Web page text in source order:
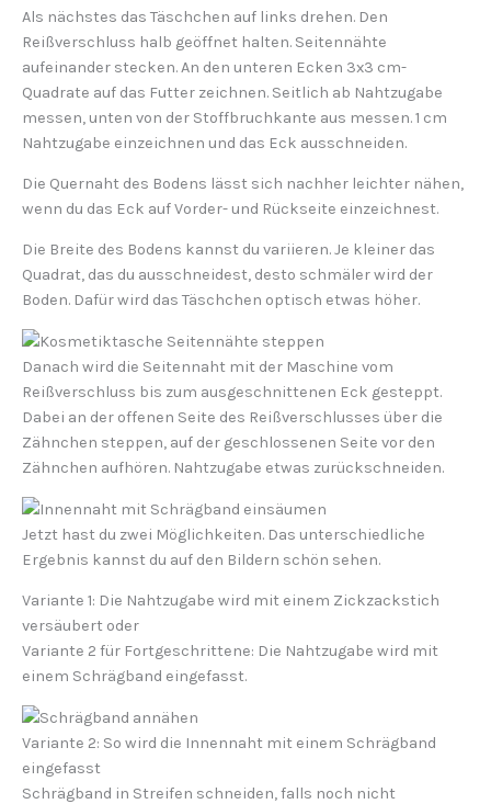
Als nächstes das Täschchen auf links drehen. Den
Reißverschluss halb geöffnet halten. Seitennähte
aufeinander stecken. An den unteren Ecken 3x3 cm-
Quadrate auf das Futter zeichnen. Seitlich ab Nahtzugabe
messen, unten von der Stoffbruchkante aus messen. 1 cm
Nahtzugabe einzeichnen und das Eck ausschneiden.
Die Quernaht des Bodens lässt sich nachher leichter nähen,
wenn du das Eck auf Vorder- und Rückseite einzeichnest.
Die Breite des Bodens kannst du variieren. Je kleiner das
Quadrat, das du ausschneidest, desto schmäler wird der
Boden. Dafür wird das Täschchen optisch etwas höher.
Danach wird die Seitennaht mit der Maschine vom
Reißverschluss bis zum ausgeschnittenen Eck gesteppt.
Dabei an der offenen Seite des Reißverschlusses über die
Zähnchen steppen, auf der geschlossenen Seite vor den
Zähnchen aufhören. Nahtzugabe etwas zurückschneiden.
Jetzt hast du zwei Möglichkeiten. Das unterschiedliche
Ergebnis kannst du auf den Bildern schön sehen.
Variante 1: Die Nahtzugabe wird mit einem Zickzackstich
versäubert oder
Variante 2 für Fortgeschrittene: Die Nahtzugabe wird mit
einem Schrägband eingefasst.
Variante 2: So wird die Innennaht mit einem Schrägband
eingefasst
Schrägband in Streifen schneiden, falls noch nicht